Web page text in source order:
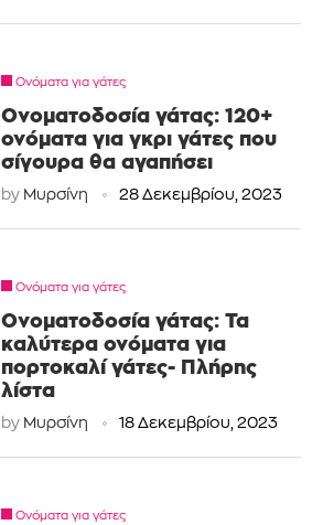
Ονόματα για γάτες
Ονοματοδοσία γάτας: 120+
ονόματα για γκρι γάτες που
σίγουρα θα αγαπήσει
by Μυρσίνη 28 Δεκεμβρίου, 2023
Ονόματα για γάτες
Ονοματοδοσία γάτας: Τα
καλύτερα ονόματα για
πορτοκαλί γάτες- Πλήρης
λίστα
by Μυρσίνη 18 Δεκεμβρίου, 2023
Ονόματα για γάτες